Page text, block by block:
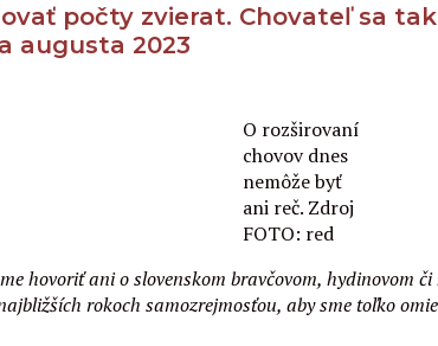
počty zvierat. Chovateľ sa
augusta 2023
O rozširovaní
chovov dnes
nemôže byť
ani reč. Zdroj
FOTO: red
hovoriť ani o slovenskom bravčovom,
rokoch samozrejmosťou, aby sme toľko